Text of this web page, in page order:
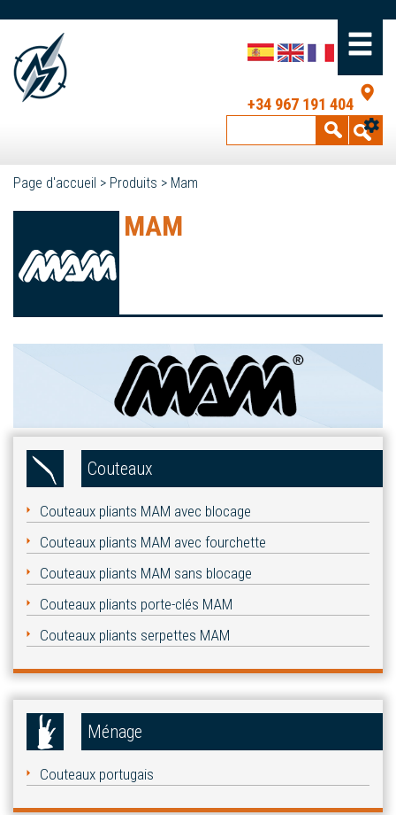
+34 967 191 404
Page d'accueil > Produits > Mam
MAM
Couteaux
Couteaux pliants MAM avec blocage
Couteaux pliants MAM avec fourchette
Couteaux pliants MAM sans blocage
Couteaux pliants porte-clés MAM
Couteaux pliants serpettes MAM
Ménage
Couteaux portugais